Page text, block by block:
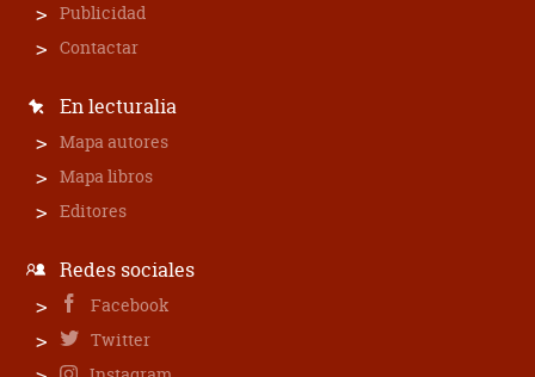
Publicidad
Contactar
En lecturalia
Mapa autores
Mapa libros
Editores
Redes sociales
Facebook
Twitter